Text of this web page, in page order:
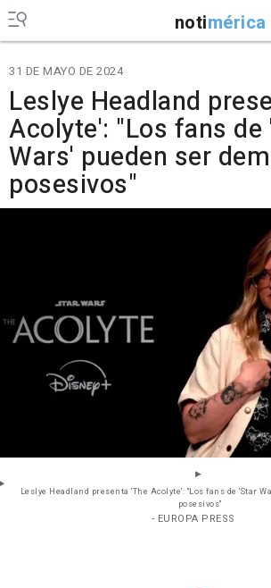
notimérica
31 DE MAYO DE 2024
Leslye Headland
Acolyte': "Los fans de
Wars' pueden ser
posesivos"
Leslye Headland presenta 'The Acolyte': "Los fans de 'Star
posesivos"
- EUROPA PRESS